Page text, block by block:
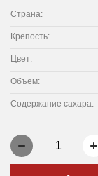
Страна:
Крепость:
Цвет:
Объем:
Содержание сахара:
1